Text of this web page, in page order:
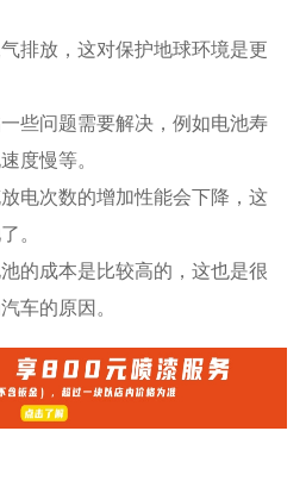
排放，这对保护地球环境是更
些问题需要解决，例如电池寿
度慢等。
电次数的增加性能会下降，这
。
的成本是比较高的，这也是很
车的原因。